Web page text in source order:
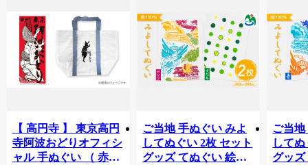
【 高円寺 】 東京高円
寺阿波おどりオフィシ
ャル 手ぬぐい （ 赤
ご当地 手ぬぐい みよ
してぬぐい 2枚 セット
グッズ てぬぐい 絵手
ご当
して
グッ